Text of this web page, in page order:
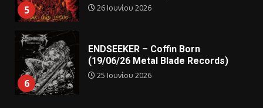
5 26 Ιουνίου 2026
6
ENDSEEKER – Coffin Born
(19/06/26 Metal Blade Records)
25 Ιουνίου 2026